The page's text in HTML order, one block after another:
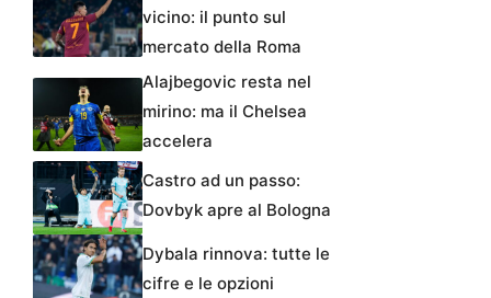
vicino: il punto sul
mercato della Roma
Alajbegovic resta nel
mirino: ma il Chelsea
accelera
Castro ad un passo:
Dovbyk apre al Bologna
Dybala rinnova: tutte le
cifre e le opzioni